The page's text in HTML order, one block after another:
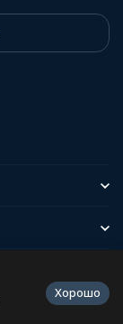
Хорошо